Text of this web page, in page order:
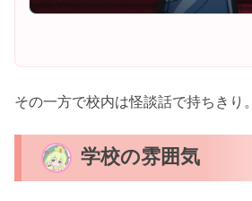
その一方で校内は怪談話で持ちきり。
学校の雰囲気